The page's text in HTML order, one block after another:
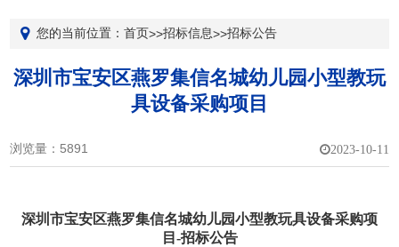
您的当前位置：首页>>招标信息>>招标公告
深圳市宝安区燕罗集信名城幼儿园小型教玩
具设备采购项目
浏览量：5891 2023-10-11
深圳市宝安区燕罗集信名城幼儿园小型教玩具设备采购项
目 -招标公告